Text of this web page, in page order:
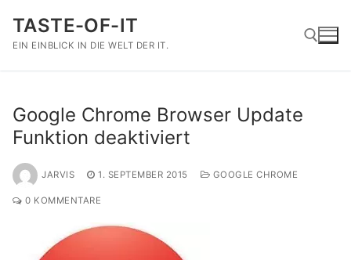
Inhalt
springen
TASTE-OF-IT
EIN EINBLICK IN DIE WELT DER IT.
Google Chrome Browser Update
Funktion deaktiviert
JARVIS 1. SEPTEMBER 2015 GOOGLE CHROME
0 KOMMENTARE